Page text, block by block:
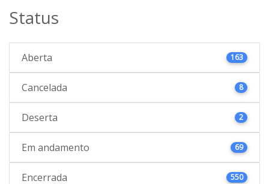
Status
Aberta 163
Cancelada 8
Deserta 2
Em andamento 69
Encerrada 550